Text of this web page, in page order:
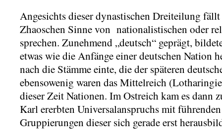
Angesichts dieser dynastischen Dreiteilung fällt
Zhaoschen Sinne von nationalistischen oder
sprechen. Zunehmend „deutsch“ geprägt,
etwas wie die Anfänge einer deutschen Nation
nach die Stämme einte, die der späteren
ebensowenig waren das Mittelreich
dieser Zeit Nationen. Im Ostreich kam es dann
Karl ererbten Universalanspruchs mit
Gruppierungen dieser sich gerade erst